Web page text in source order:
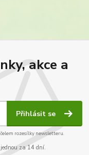
akce a
Přihlásit se
rozesílky newsletteru.
za 14 dní.